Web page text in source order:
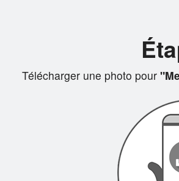
Télécharger une photo pour